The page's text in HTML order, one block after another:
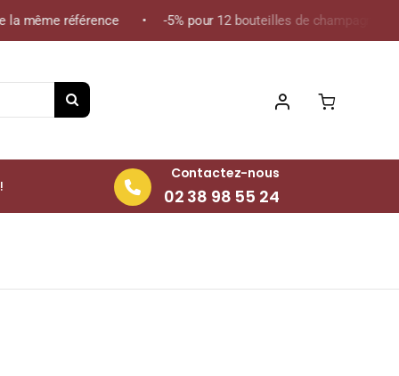
référence • -5% pour 12 bouteilles de champagne de la
Contactez-nous
02 38 98 55 24